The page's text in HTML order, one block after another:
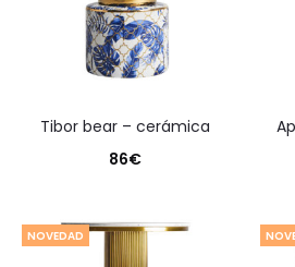
tibor bear – cerámica
86€
NOVEDAD